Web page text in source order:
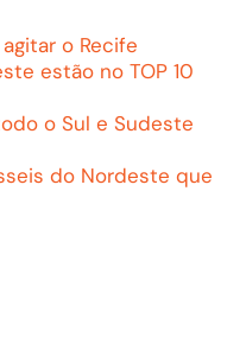
agitar o Recife
estão no TOP 10
o Sul e Sudeste
do Nordeste que